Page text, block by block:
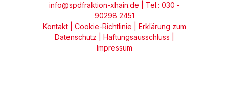
info@spdfraktion-xhain.de | Tel.: 030 -
90298 2451
Kontakt
Cookie-Richtlinie
Erklärung zum
Datenschutz
Haftungsausschluss
Impressum